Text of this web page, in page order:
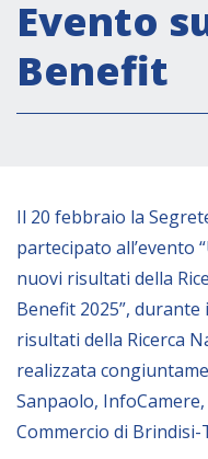
Segreteria
Segreteria Socio-
Segreteria
Rete per la
genere
Borse di Studio
Partnership
COOPERAZIONE
Evento
Benefit
Il 20 febbraio la
partecipato all’evento
nuovi risultati della
Benefit 2025”,
risultati della Ricerca
realizzata
Sanpaolo,
Commercio di